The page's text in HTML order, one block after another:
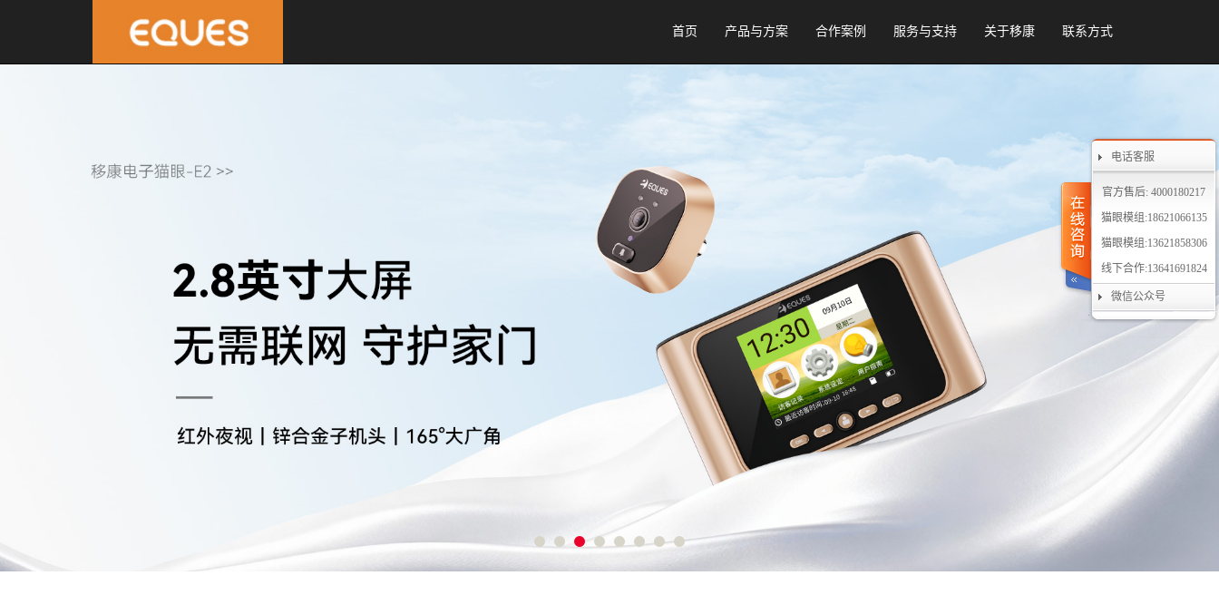
电话客服
官方售后: 4000180217
猫眼模组:18621066135
猫眼模组:13621858306
线下合作:13641691824
微信公众号
首页 产品与方案 合作案例 服务与支持 关于移康 联系方式